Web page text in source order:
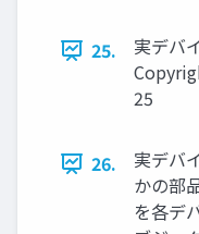
25.
実デバ
25
26.
実デバ
かの部
を各デ